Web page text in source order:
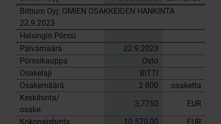
Bittium Oyj: OMIEN OSAKKEIDEN HANKINTA
22.9.2023
Helsingin Pörssi
Päivämäärä
22.9.2023
Pörssikauppa
Osto
Osakelaji
BITTI
Osakemäärä
2 800
osaketta
Keskihinta/
osake
3,7750
EUR
Kokonaishinta
10 570,00
EUR